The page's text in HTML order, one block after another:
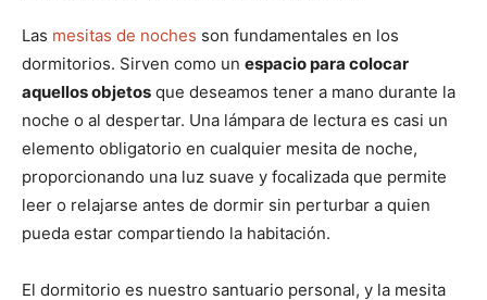
Las mesitas de noches son fundamentales en los
dormitorios. Sirven como un espacio para colocar
aquellos objetos que deseamos tener a mano durante la
noche o al despertar. Una lámpara de lectura es casi un
elemento obligatorio en cualquier mesita de noche,
proporcionando una luz suave y focalizada que permite
leer o relajarse antes de dormir sin perturbar a quien
pueda estar compartiendo la habitación.
El dormitorio es nuestro santuario personal, y la mesita